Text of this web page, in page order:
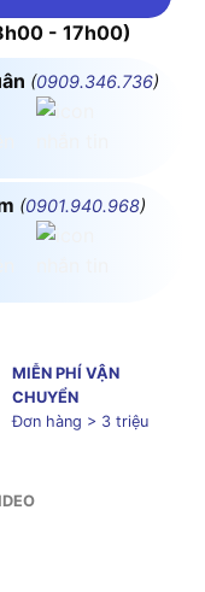
- 17h00)
(0909.346.736)
(0901.940.968)
MIỄN PHÍ VẬN
CHUYỂN
Đơn hàng > 3 triệu